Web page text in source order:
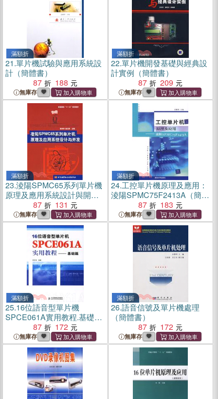
滿額折
21.單片機試驗與應用系統設
計（簡體書）
87
188
無庫存
滿額折
22.單片機開發基礎與經典設
計實例（簡體書）
87
209
無庫存
滿額折
23.淩陽SPMC65系列單片機
原理及應用系統設計與開發
(簡體書)87 131
無庫存
滿額折
24.工控單片機原理及應用：
淩陽SPMC75F2413A（簡體
87 183
無庫存
滿額折
25.16位語音型單片機
SPCE061A實用教程.基礎篇
（簡體書）
87 172
無庫存
滿額折
26.語音信號及單片機處理
（簡體書）
87
172
無庫存